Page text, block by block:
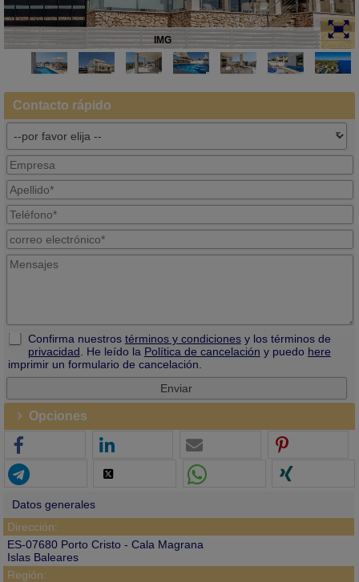
IMG
Contacto rápido
Confirma nuestros términos y condicionesy los términos de
privacidad . He leído la Política de cancelación y puedo here
imprimir un formulario de cancelación.
Opciones
Datos generales
Dirección:
ES-07680 Porto Cristo - Cala Magrana
Islas Baleares
Región: